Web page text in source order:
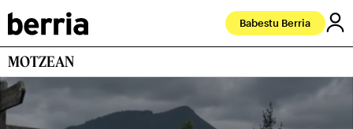
Babestu Berria
MOTZEAN